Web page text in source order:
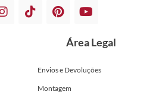
Área Legal
Envios e Devoluções
Montagem